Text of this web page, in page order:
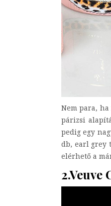
Nem para,
párizsi
pedig egy
db, earl grey
elérhető a
2.Veuve